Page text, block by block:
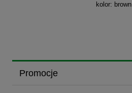
kolor: brown
Promocje